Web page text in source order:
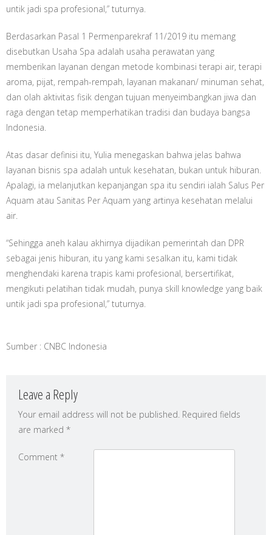
untik jadi spa profesional,” tuturnya.
Berdasarkan Pasal 1 Permenparekraf 11/2019 itu memang
disebutkan Usaha Spa adalah usaha perawatan yang
memberikan layanan dengan metode kombinasi terapi air, terapi
aroma, pijat, rempah-rempah, layanan makanan/ minuman sehat,
dan olah aktivitas fisik dengan tujuan menyeimbangkan jiwa dan
raga dengan tetap memperhatikan tradisi dan budaya bangsa
Indonesia.
Atas dasar definisi itu, Yulia menegaskan bahwa jelas bahwa
layanan bisnis spa adalah untuk kesehatan, bukan untuk hiburan.
Apalagi, ia melanjutkan kepanjangan spa itu sendiri ialah Salus Per
Aquam atau Sanitas Per Aquam yang artinya kesehatan melalui
air.
“Sehingga aneh kalau akhirnya dijadikan pemerintah dan DPR
sebagai jenis hiburan, itu yang kami sesalkan itu, kami tidak
menghendaki karena trapis kami profesional, bersertifikat,
mengikuti pelatihan tidak mudah, punya skill knowledge yang baik
untik jadi spa profesional,” tuturnya.
Sumber : CNBC Indonesia
Leave a Reply
Your email address will not be published. Required fields
are marked *
Comment *